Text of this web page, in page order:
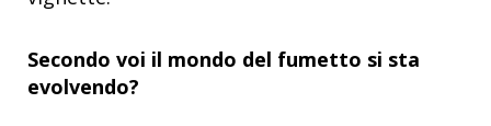
Secondo voi il mondo del fumetto si sta
evolvendo?